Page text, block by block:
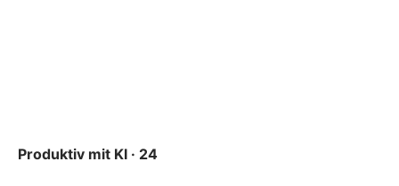
Produktiv mit KI · 24